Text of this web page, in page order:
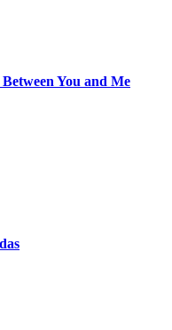
You and Me